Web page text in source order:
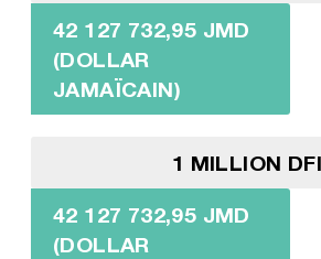
42 127 732,95 JMD
(DOLLAR
JAMAÏCAIN)
1 MILLION DFI
42 127 732,95 JMD
(DOLLAR